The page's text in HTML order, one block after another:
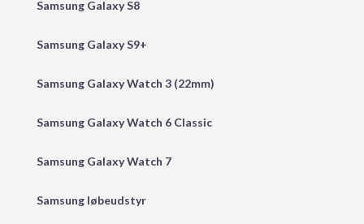
Samsung Galaxy S8
Samsung Galaxy S9+
Samsung Galaxy Watch 3 (22mm)
Samsung Galaxy Watch 6 Classic
Samsung Galaxy Watch 7
Samsung løbeudstyr